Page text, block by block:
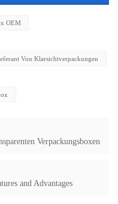
OEM
Von Klarsichtverpackungen
Verpackungsboxen
and Advantages